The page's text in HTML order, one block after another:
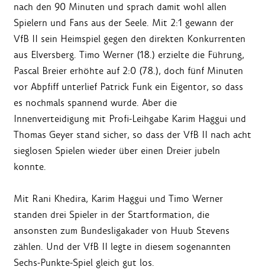
nach den 90 Minuten und sprach damit wohl allen
Spielern und Fans aus der Seele. Mit 2:1 gewann der
VfB II sein Heimspiel gegen den direkten Konkurrenten
aus Elversberg. Timo Werner (18.) erzielte die Führung,
Pascal Breier erhöhte auf 2:0 (78.), doch fünf Minuten
vor Abpfiff unterlief Patrick Funk ein Eigentor, so dass
es nochmals spannend wurde. Aber die
Innenverteidigung mit Profi-Leihgabe Karim Haggui und
Thomas Geyer stand sicher, so dass der VfB II nach acht
sieglosen Spielen wieder über einen Dreier jubeln
konnte.
Mit Rani Khedira, Karim Haggui und Timo Werner
standen drei Spieler in der Startformation, die
ansonsten zum Bundesligakader von Huub Stevens
zählen. Und der VfB II legte in diesem sogenannten
Sechs-Punkte-Spiel gleich gut los.